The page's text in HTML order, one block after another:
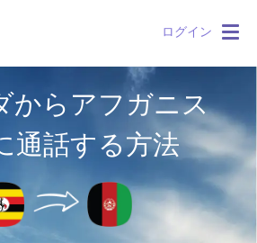
ログイン
からアフガニス
通話する方法